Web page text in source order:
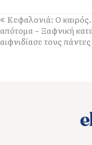
16:00
«Βούλιαξε» η
χιλιάδες
Η Κεφαλονιά
Κεφαλονιά: Ο
απότομα – Ξαφνική
αιφνιδίασε τους